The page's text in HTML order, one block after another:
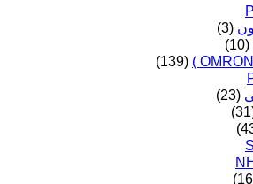
(3)
(10)
(139)
(23)